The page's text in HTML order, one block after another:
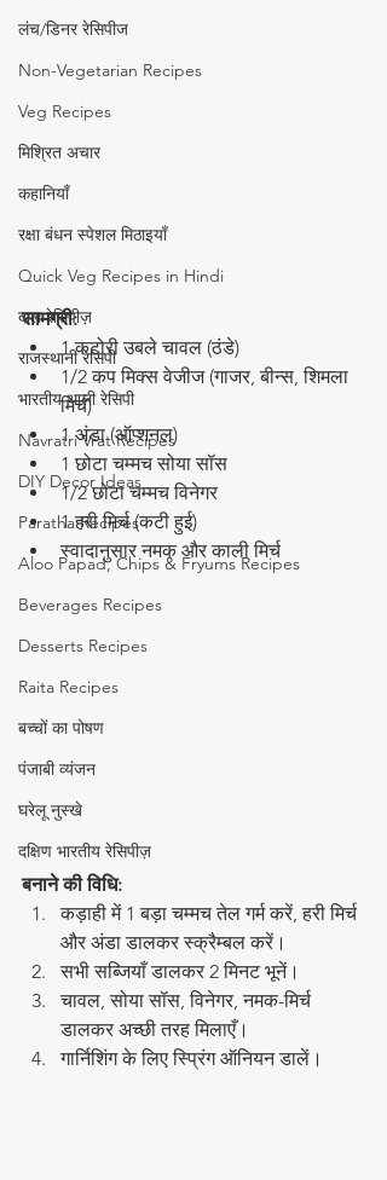
लंच/डिनर रेसिपीज
Non-Vegetarian Recipes
Veg Recipes
मिश्रित अचार
कहानियाँ
रक्षा बंधन स्पेशल मिठाइयाँ
Quick Veg Recipes in Hindi
दाल रेसिपीज़
राजस्थानी रेसिपी
भारतीय थाली रेसिपी
Navratri Vrat Recipes
DIY Decor Ideas
Paratha Recipes
Aloo Papad, Chips & Fryums Recipes
Beverages Recipes
Desserts Recipes
Raita Recipes
बच्चों का पोषण
पंजाबी व्यंजन
घरेलू नुस्खे
दक्षिण भारतीय रेसिपीज़
सामग्री:
1 कटोरी उबले चावल (ठंडे)
1/2 कप मिक्स वेजीज (गाजर, बीन्स, शिमला
मिर्च)
1 अंडा (ऑप्शनल)
1 छोटा चम्मच सोया सॉस
1/2 छोटा चम्मच विनेगर
1 हरी मिर्च (कटी हुई)
स्वादानुसार नमक और काली मिर्च
बनाने की विधि:
कड़ाही में 1 बड़ा चम्मच तेल गर्म करें, हरी मिर्च
और अंडा डालकर स्क्रैम्बल करें।
सभी सब्जियाँ डालकर 2 मिनट भूनें।
चावल, सोया सॉस, विनेगर, नमक-मिर्च
डालकर अच्छी तरह मिलाएँ।
गार्निशिंग के लिए स्प्रिंग ऑनियन डालें।